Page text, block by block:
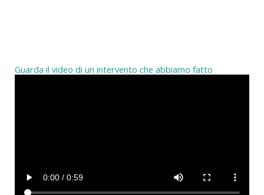
Guarda il video di un intervento che abbiamo fatto